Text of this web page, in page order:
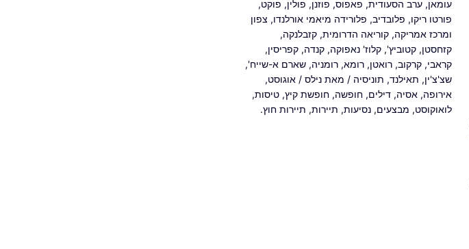
עומאן,ערב הסעודית, פאפוס, פוזנן, פולין, פוקט,
פורטו ריקו, פלובדיב, פלורידה מיאמי אורלנדו, צפון
ומרכז אמריקה,קוריאה הדרומית,קזבלנקה,
קזחסטן,קטוביץ',קלוז' נאפוקה,קנדה,קפריסין,
קראבי,קרקוב,רואטן,רומא,רומניה,שארם א-שייח',
שצ'צ'ין, תאילנד, תוניסיה / מאתנילס/אוגוסט,
אירופה,אסיה,דילים,חופשה,חופשת קיץ,טיסות,
לואוקוסט, מבצעים,נסיעות, תיירות, תיירות חוץ.